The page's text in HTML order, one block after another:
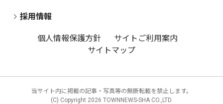
採用情報
個人情報保護方針
サイトご利用案内
サイトマップ
当サイト内に掲載の記事・写真等の無断転載を禁止します。
(C) Copyright 2026 TOWNNEWS-SHA CO.,LTD.